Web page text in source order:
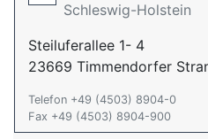
Schleswig-Holstein
Steiluferallee 1- 4
23669 Timmendorfer
Telefon +49 (4503) 8904-0
Fax +49 (4503) 8904-900